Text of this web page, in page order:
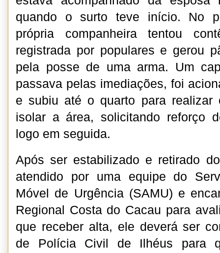
quando o surto teve início. No
própria companheira tentou
registrada por populares e gerou
pela posse de uma arma. Um
passava pelas imediações, foi
e subiu até o quarto para realizar
isolar a área, solicitando reforço
logo em seguida.
Após ser estabilizado e retirado
atendido por uma equipe do
Móvel de Urgência (SAMU) e
Regional Costa do Cacau para
que receber alta, ele deverá ser
de Polícia Civil de Ilhéus para